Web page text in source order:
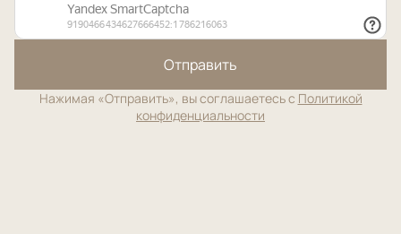
Отправить
Нажимая «Отправить», вы соглашаетесь с Политикой
конфиденциальности